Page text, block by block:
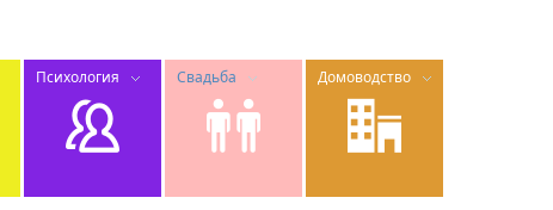
Психология Свадьба Домоводство